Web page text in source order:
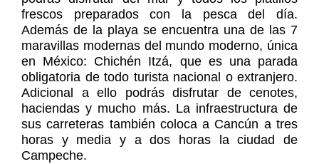
frescos preparados con la pesca del día.
Además de la playa se encuentra una de las 7
maravillas modernas del mundo moderno, única
en México: Chichén Itzá, que es una parada
obligatoria de todo turista nacional o extranjero.
Adicional a ello podrás disfrutar de cenotes,
haciendas y mucho más. La infraestructura de
sus carreteras también coloca a Cancún a tres
horas y media y a dos horas la ciudad de
Campeche.